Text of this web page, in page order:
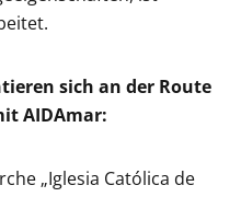
sich an der Route
AIDAmar:
„Iglesia Católica de